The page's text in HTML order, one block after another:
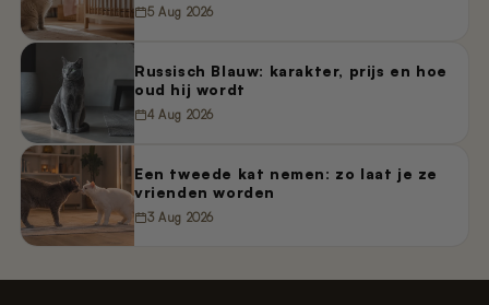
5 Aug 2026
Russisch Blauw: karakter, prijs en hoe
oud hij wordt
4 Aug 2026
Een tweede kat nemen: zo laat je ze
vrienden worden
3 Aug 2026